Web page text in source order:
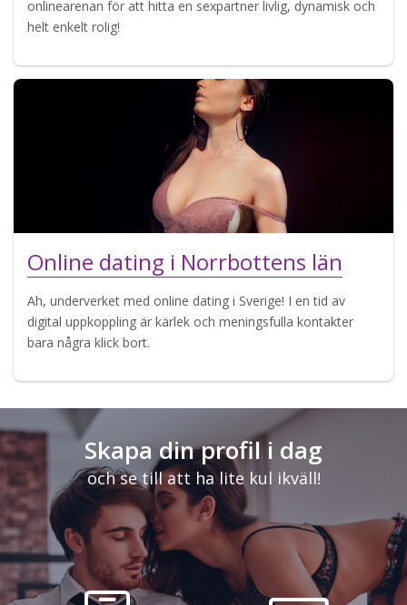
onlinearenan för att hitta en sexpartner livlig, dynamisk och
helt enkelt rolig!
Online dating i Norrbottens län
Ah, underverket med online dating i Sverige! I en tid av
digital uppkoppling är kärlek och meningsfulla kontakter
bara några klick bort.
Skapa din profil i dag
och se till att ha lite kul ikväll!